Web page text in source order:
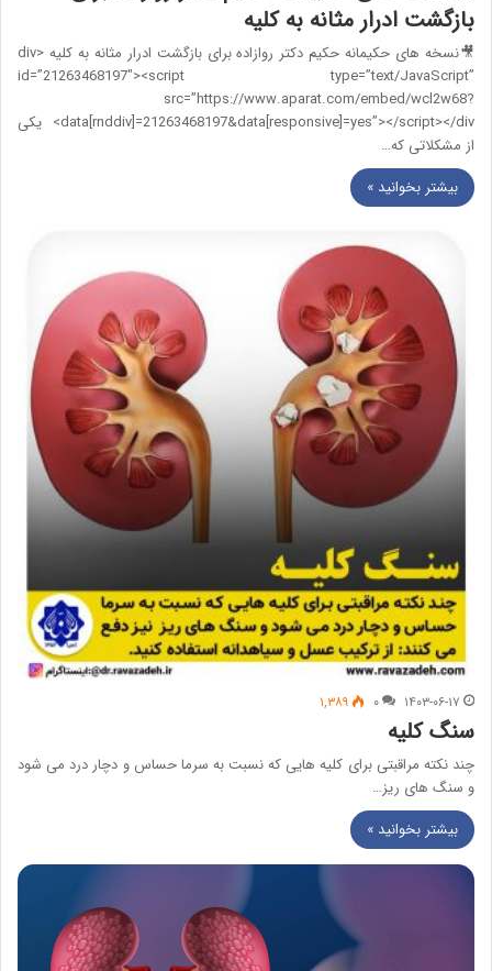
بازگشت ادرار مثانه به کلیه
🎥نسخه های حکیمانه حکیم دکتر روازاده برای بازگشت ادرار مثانه به کلیه <div
id=”21263468197″><script type=”text/JavaScript”
src=”https://www.aparat.com/embed/wcl2w68?
data[rnddiv]=21263468197&data[responsive]=yes”></script></div> یکی
از مشکلاتی که…
بیشتر بخوانید »
۱۴۰۳-۰۶-۱۷ ۰ ۱,۳۸۹
سنگ کلیه
چند نکته مراقبتی برای کلیه هایی که نسبت به سرما حساس و دچار درد می شود
و سنگ های ریز…
بیشتر بخوانید »